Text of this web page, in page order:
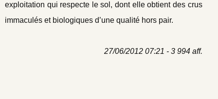
exploitation qui respecte le sol, dont elle obtient des crus
immaculés et biologiques d’une qualité hors pair.
27/06/2012 07:21 - 3 994 aff.